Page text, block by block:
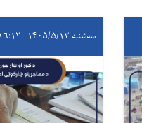
سه‌شنبه ۱۴۰۵/۵/۱۳ - ۱۶:۱۲